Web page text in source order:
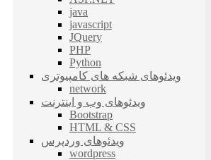
java
javascript
JQuery
PHP
Python
ویدئوهای شبکه های کامپیوتری
network
ویدئوهای وب و اینترنت
Bootstrap
HTML & CSS
ویدئوهای وردپرس
wordpress